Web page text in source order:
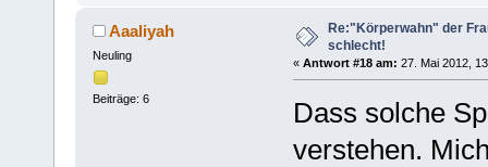
Aaaliyah
Neuling
Beiträge: 6
Re:"Körperwahn" der
schlecht!
« Antwort #18 am: 27. Mai 2012,
Dass solche
verstehen.